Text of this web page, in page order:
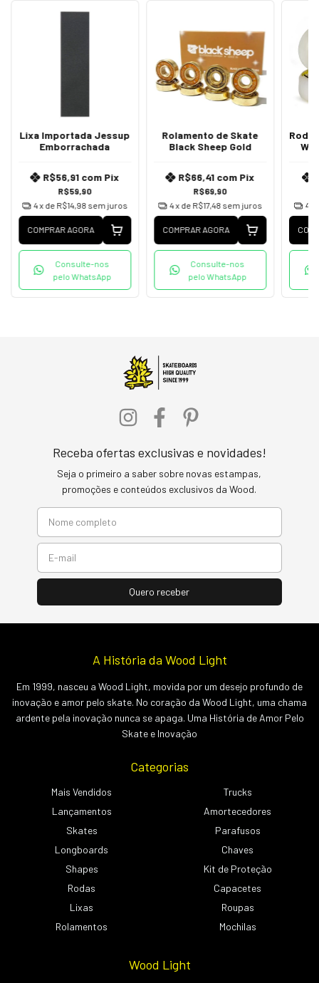
Lixa Importada Jessup
Emborrachada
R$59,90
R$56,91 com Pix
4x de R$14,98 sem juros
COMPRAR AGORA
Consulte-nos
pelo WhatsApp
Rolamento de Skate
Black Sheep Gold
R$69,90
R$66,41 com Pix
4x de R$17,48 sem juros
COMPRAR AGORA
Consulte-nos
pelo WhatsApp
Roda
4
Receba ofertas exclusivas e novidades!
Seja o primeiro a saber sobre novas estampas,
promoções e conteúdos exclusivos da Wood.
A História da Wood Light
Em 1999, nasceu a Wood Light, movida por um desejo profundo de
inovação e amor pelo skate. No coração da Wood Light, uma chama
ardente pela inovação nunca se apaga. Uma História de Amor Pelo
Skate e Inovação
Categorias
Mais Vendidos
Lançamentos
Skates
Longboards
Shapes
Rodas
Lixas
Rolamentos
Trucks
Amortecedores
Parafusos
Chaves
Kit de Proteção
Capacetes
Roupas
Mochilas
Wood Light